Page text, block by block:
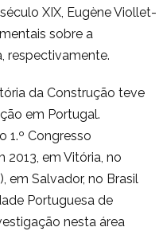
XIX, Eugène Viollet-
sobre a
respectivamente.
da Construção teve
em Portugal.
1.º Congresso
2013, em Vitória, no
em Salvador, no Brasil
Portuguesa de
nesta área